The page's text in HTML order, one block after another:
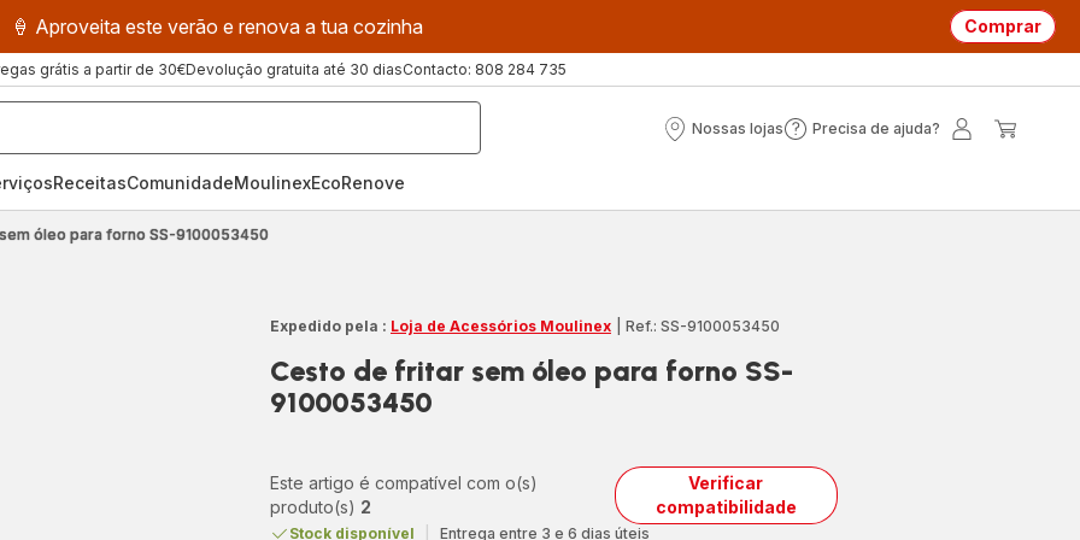
🍦 Aproveita este verão e renova a tua cozinha Comprar
grátis a partir de 30€Devolução gratuita até 30 diasContacto: 808 284 735
Nossas lojas
Nossas
Precisa de ajuda?
Precisa
ReceitasComunidadeMoulinexEcoRenove
óleo para forno SS-9100053450
Expedido pela : Loja de Acessórios Moulinex Ref.: SS-9100053450
Cesto de fritar sem óleo para forno SS-
9100053450
Este artigo é compatível com o(s)
produto(s) 2
Verificar
compatibilidade
Stock disponível Entrega entre 3 e 6 dias úteis